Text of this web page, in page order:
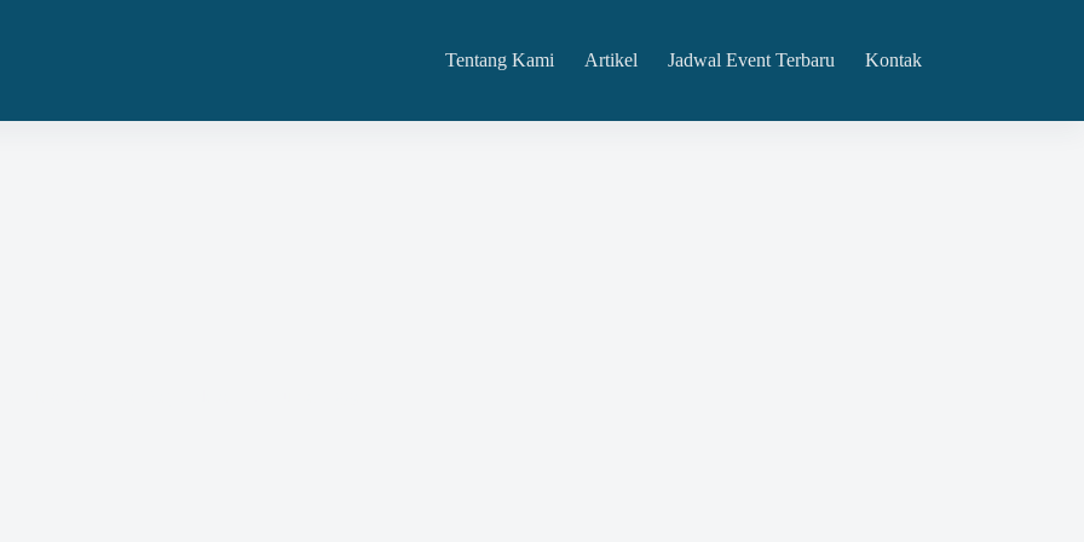
Tentang Kami Artikel Jadwal Event Terbaru Kontak